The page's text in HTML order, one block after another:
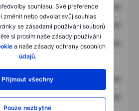
souhlasu. Své preference
změnit nebo odvolat svůj souhlas
se zásadami používání souborů
si prosím naše zásady používání
a naše zásady ochrany osobních
údajů.
Přijmout všechny
Pouze nezbytné
XXXXXXX XXXXXXX
XXXXXXX XXXXXXX
XXXXXXX XXXXXXX
XXXXXXX
XXXXXXX XXXXXXX